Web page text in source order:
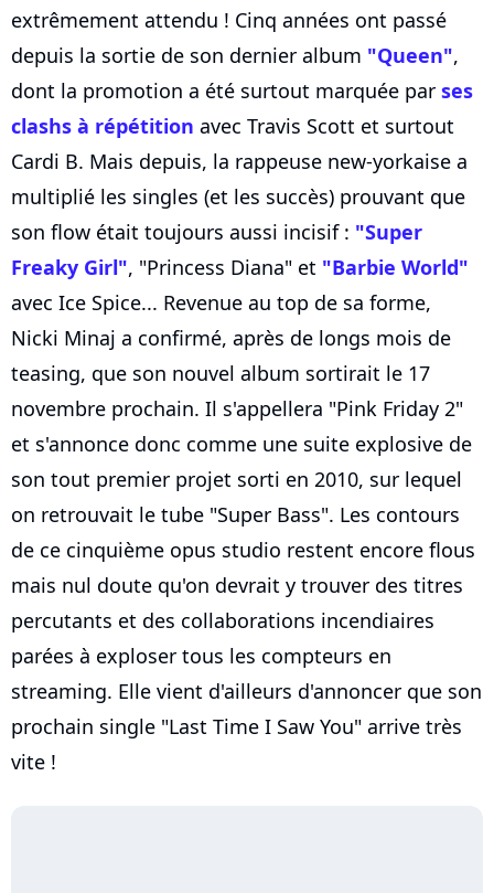
extrêmement attendu ! Cinq années ont passé
depuis la sortie de son dernier album "Queen",
dont la promotion a été surtout marquée par ses
clashs à répétition avec Travis Scott et surtout
Cardi B. Mais depuis, la rappeuse new-yorkaise a
multiplié les singles (et les succès) prouvant que
son flow était toujours aussi incisif : "Super
Freaky Girl", "Princess Diana" et "Barbie World"
avec Ice Spice... Revenue au top de sa forme,
Nicki Minaj a confirmé, après de longs mois de
teasing, que son nouvel album sortirait le 17
novembre prochain. Il s'appellera "Pink Friday 2"
et s'annonce donc comme une suite explosive de
son tout premier projet sorti en 2010, sur lequel
on retrouvait le tube "Super Bass". Les contours
de ce cinquième opus studio restent encore flous
mais nul doute qu'on devrait y trouver des titres
percutants et des collaborations incendiaires
parées à exploser tous les compteurs en
streaming. Elle vient d'ailleurs d'annoncer que son
prochain single "Last Time I Saw You" arrive très
vite !